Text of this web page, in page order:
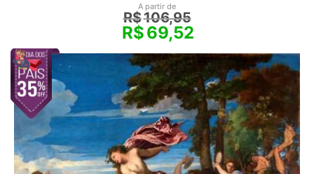
A partir de
R$106,95
R$69,52